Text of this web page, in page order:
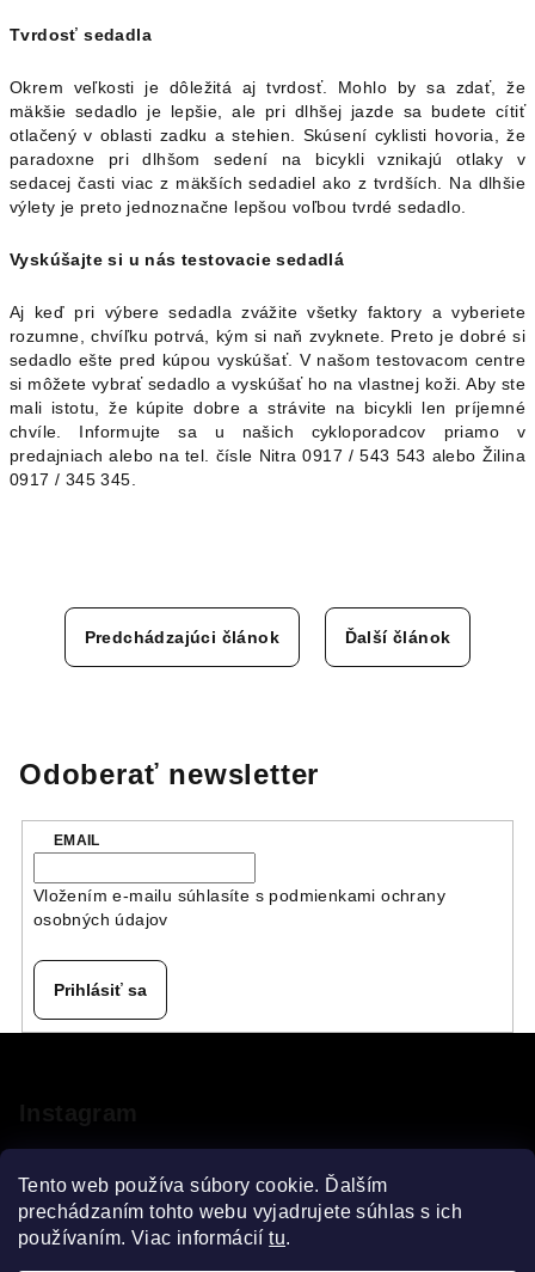
Tento web používa súbory cookie. Ďalším
prechádzaním tohto webu vyjadrujete súhlas s ich
používaním. Viac informáciítu.
Tvrdosť sedadla
Okrem veľkosti je dôležitá aj tvrdosť. Mohlo by sa zdať, že
mäkšie sedadlo je lepšie, ale pri dlhšej jazde sa budete cítiť
otlačený v oblasti zadku a stehien. Skúsení cyklisti hovoria, že
paradoxne pri dlhšom sedení na bicykli vznikajú otlaky v
sedacej časti viac z mäkších sedadiel ako z tvrdších. Na dlhšie
výlety je preto jednoznačne lepšou voľbou tvrdé sedadlo.
Vyskúšajte si u nás testovacie sedadlá
Aj keď pri výbere sedadla zvážite všetky faktory a vyberiete
rozumne, chvíľku potrvá, kým si naň zvyknete. Preto je dobré si
sedadlo ešte pred kúpou vyskúšať. V našom testovacom centre
si môžete vybrať sedadlo a vyskúšať ho na vlastnej koži. Aby ste
mali istotu, že kúpite dobre a strávite na bicykli len príjemné
chvíle. Informujte sa u našich cykloporadcov priamo v
predajniach alebo na tel. čísle Nitra 0917 / 543 543 alebo Žilina
0917 / 345 345.
Predchádzajúci článok Ďalší článok
Odoberať newsletter
EMAIL
Vložením e-mailu súhlasíte s podmienkami ochrany
osobných údajov
Prihlásiť sa
ä